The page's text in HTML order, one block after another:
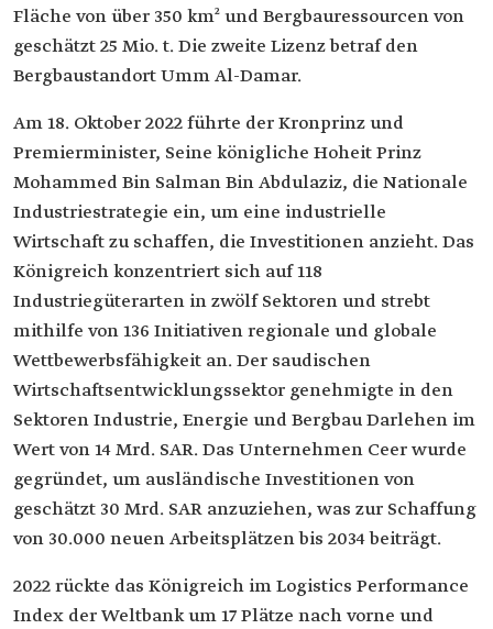
Fläche von über 350 km² und Bergbauressourcen von
geschätzt 25 Mio. t. Die zweite Lizenz betraf den
Bergbaustandort Umm Al-Damar.
Am 18. Oktober 2022 führte der Kronprinz und
Premierminister, Seine königliche Hoheit Prinz
Mohammed Bin Salman Bin Abdulaziz, die Nationale
Industriestrategie ein, um eine industrielle
Wirtschaft zu schaffen, die Investitionen anzieht. Das
Königreich konzentriert sich auf 118
Industriegüterarten in zwölf Sektoren und strebt
mithilfe von 136 Initiativen regionale und globale
Wettbewerbsfähigkeit an. Der saudischen
Wirtschaftsentwicklungssektor genehmigte in den
Sektoren Industrie, Energie und Bergbau Darlehen im
Wert von 14 Mrd. SAR. Das Unternehmen Ceer wurde
gegründet, um ausländische Investitionen von
geschätzt 30 Mrd. SAR anzuziehen, was zur Schaffung
von 30.000 neuen Arbeitsplätzen bis 2034 beiträgt.
2022 rückte das Königreich im Logistics Performance
Index der Weltbank um 17 Plätze nach vorne und